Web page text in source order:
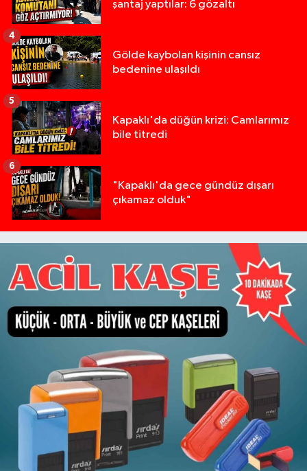
şantaj yaptılar: 6 gözaltı
Gölde kaybolan kişinin cansız
bedenine ulaşıldı
4
Kapaklı'da düğün krizi: Camlarımız
bile titredi
5
"Kapaklı'da gece gündüz dışarı
çıkamaz olduk"
6